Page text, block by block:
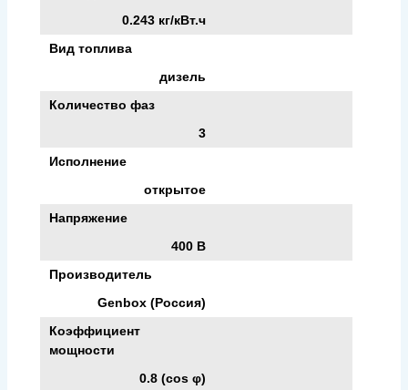
0.243 кг/кВт.ч
Вид топлива
дизель
Количество фаз
3
Исполнение
открытое
Напряжение
400 В
Производитель
Genbox (Россия)
Коэффициент
мощности
0.8 (cos φ)